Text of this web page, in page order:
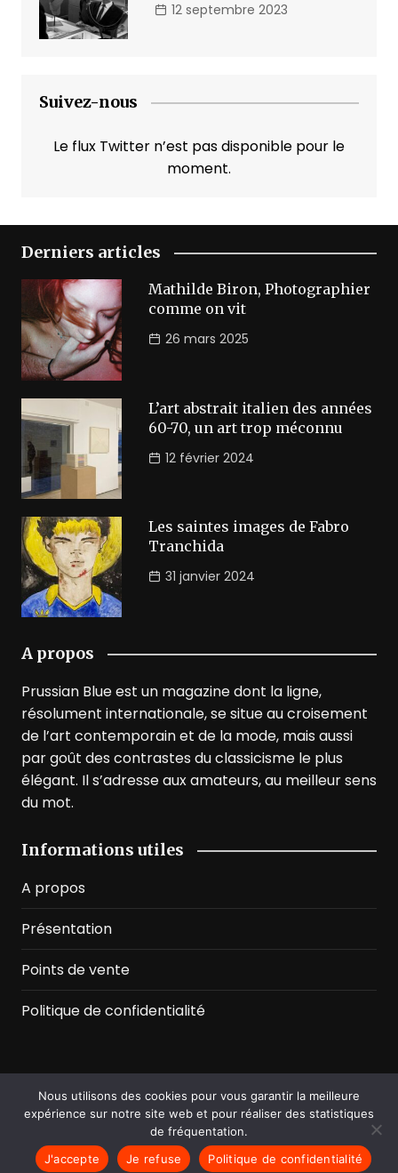
12 septembre 2023
Suivez-nous
Le flux Twitter n’est pas disponible pour le
moment.
Derniers articles
Mathilde Biron, Photographier
comme on vit
26 mars 2025
L’art abstrait italien des années
60-70, un art trop méconnu
12 février 2024
Les saintes images de Fabro
Tranchida
31 janvier 2024
A propos
Prussian Blue est un magazine dont la ligne,
résolument internationale, se situe au croisement
de l’art contemporain et de la mode, mais aussi
par goût des contrastes du classicisme le plus
élégant. Il s’adresse aux amateurs, au meilleur sens
du mot.
Informations utiles
A propos
Présentation
Points de vente
Politique de confidentialité
©2026 Prussian Blue. All Rights Reserved
Nous utilisons des cookies pour vous garantir la meilleure
expérience sur notre site web et pour réaliser des statistiques
de fréquentation.
J'accepte
Je refuse Politique de confidentialité